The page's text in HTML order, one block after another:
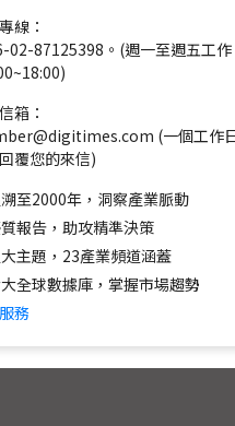
線：
02-87125398。(週一至週五工作
箱：
(一個工作
覆您的來信)
至2000年，洞察產業脈動
報告，助攻精準決策
主題，23產業頻道涵蓋
全球數據庫，掌握市場趨勢
務